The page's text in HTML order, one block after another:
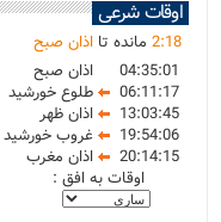
اوقات شرعی
2:18 مانده تا اذان صبح
04:35:01
اذان صبح
06:11:17
طلوع خورشید
13:03:45
اذان ظهر
19:54:06
غروب خورشید
20:14:15
اذان مغرب
اوقات به افق :